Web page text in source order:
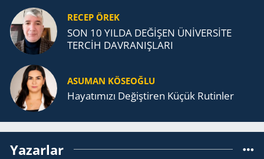
RECEP ÖREK
SON 10 YILDA DEĞİŞEN ÜNİVERSİTE
TERCİH DAVRANIŞLARI
ASUMAN KÖSEOĞLU
Ha­ya­tı­mı­zı De­ğiş­ti­ren Küçük Ru­tin­ler
Yazarlar